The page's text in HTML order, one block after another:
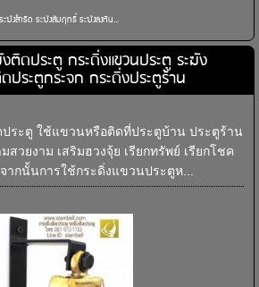
ระฆังสำริด ระฆังสัมฤทธิ์ ระฆังลงหิน...
ติดประตู กระดิ่งแขวนประตู ระฆัง
ประตูกระจก กระดิ่งประตูร้าน
ประตู ใช้แขวนหรือติดที่ประตูบ้าน ประตูร้าน
สวยงาม เสริมฮวงจุ้ย เรียกทรัพย์ เรียกโชค
ากนั้นการใช้กระดิ่งแขวนประตูห...